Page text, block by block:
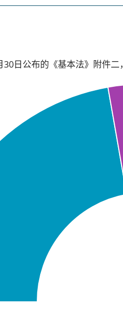
日公布的《基本法》附件